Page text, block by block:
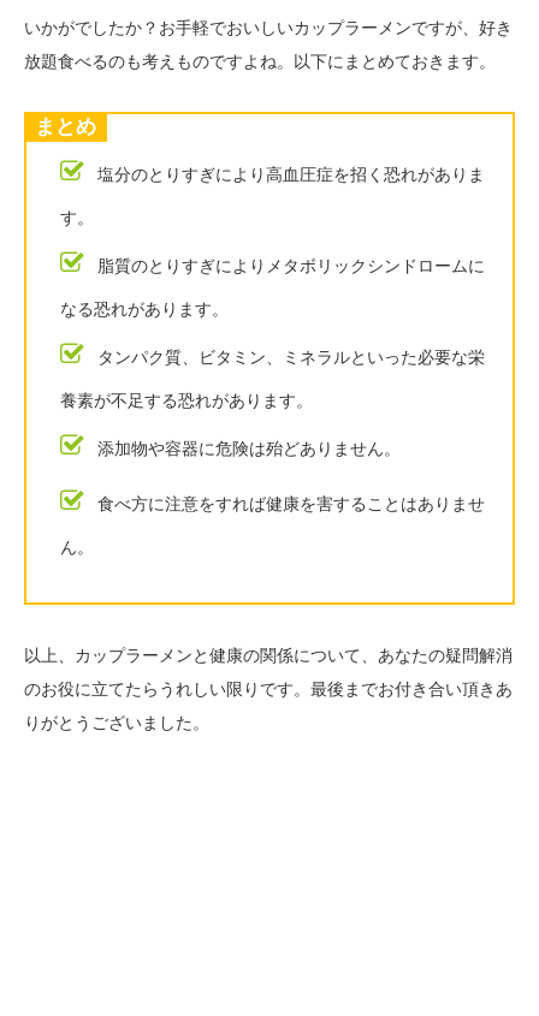
いかがでしたか？お手軽でおいしいカップラーメンですが、好き
放題食べるのも考えものですよね。以下にまとめておきます。
まとめ
塩分のとりすぎにより高血圧症を招く恐れがありま
す。
脂質のとりすぎによりメタボリックシンドロームに
なる恐れがあります。
タンパク質、ビタミン、ミネラルといった必要な栄
養素が不足する恐れがあります。
添加物や容器に危険は殆どありません。
食べ方に注意をすれば健康を害することはありませ
ん。
以上、カップラーメンと健康の関係について、あなたの疑問解消
のお役に立てたらうれしい限りです。最後までお付き合い頂きあ
りがとうございました。